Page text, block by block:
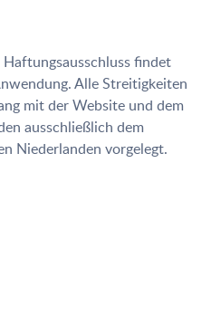
findet
Alle Streitigkeiten
mit der Website und dem
ausschließlich dem
Niederlanden vorgelegt.